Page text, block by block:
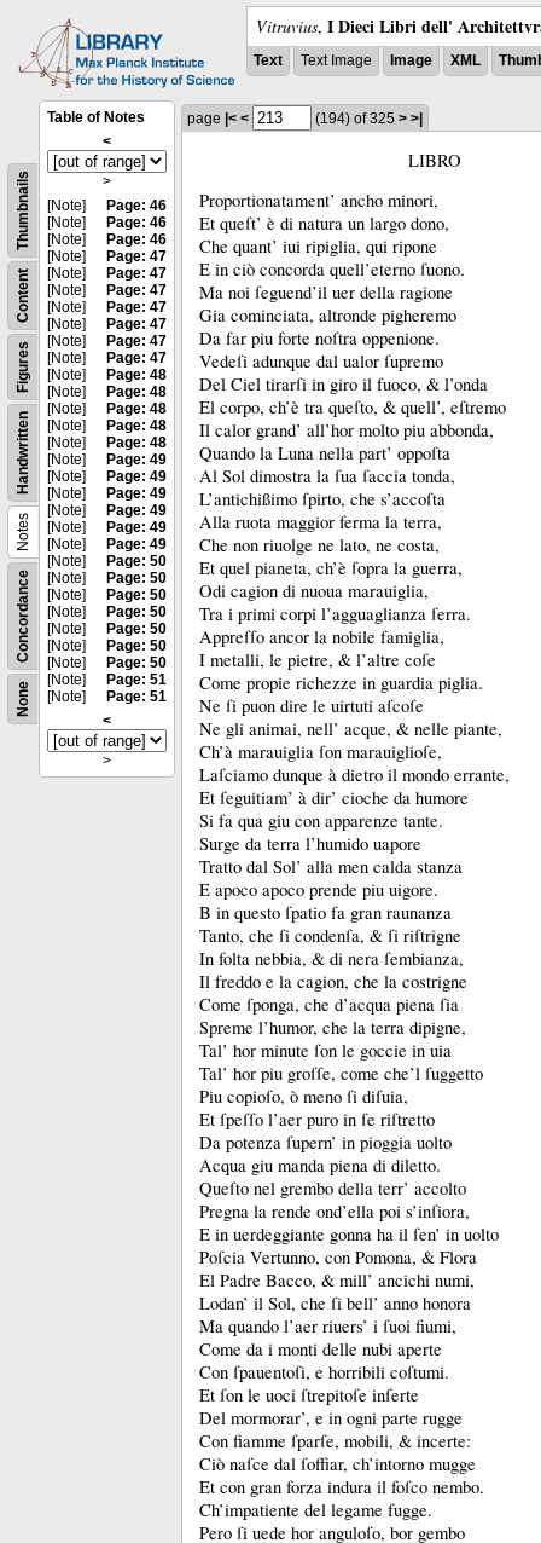
Vitruvius, I Dieci Libri dell'
Text Text Image Image XML
None
Concordance
Notes
Handwritten
Figures
Content
Thumbnails
Table of Notes
<
>
[Note]
Page: 46
[Note]
Page: 46
[Note]
Page: 46
[Note]
Page: 47
[Note]
Page: 47
[Note]
Page: 47
[Note]
Page: 47
[Note]
Page: 47
[Note]
Page: 47
[Note]
Page: 47
[Note]
Page: 48
[Note]
Page: 48
[Note]
Page: 48
[Note]
Page: 48
[Note]
Page: 48
[Note]
Page: 49
[Note]
Page: 49
[Note]
Page: 49
[Note]
Page: 49
[Note]
Page: 49
[Note]
Page: 49
[Note]
Page: 50
[Note]
Page: 50
[Note]
Page: 50
[Note]
Page: 50
[Note]
Page: 50
[Note]
Page: 50
[Note]
Page: 50
[Note]
Page: 51
[Note]
Page: 51
<
>
page |< < (194) of 325 > >|
LIBRO
Proportionatament’ ancho minori,
Et queſt’ è di natura un largo dono,
Che quant’ iui ripiglia, qui ripone
E in ciò concorda quell’eterno ſuono.
Ma noi ſeguend’il uer della ragione
Gia cominciata, altronde pigheremo
Da far piu forte noſtra oppenione.
Vedeſi adunque dal ualor ſupremo
Del Ciel tirarſi in giro il fuoco, & l’onda
El corpo, ch’è tra queſto, & quell’, eſtremo
Il calor grand’ all’hor molto piu abbonda,
Quando la Luna nella part’ oppoſta
Al Sol dimostra la ſua ſaccia tonda,
L’antichißimo ſpirto, che s’accoſta
Alla ruota maggior ferma la terra,
Che non riuolge ne lato, ne costa,
Et quel pianeta, ch’è ſopra la guerra,
Odi cagion di nuoua marauiglia,
Tra i primi corpi l’agguaglianza ſerra.
Appreſſo ancor la nobile famiglia,
I metalli, le pietre, & l’altre coſe
Come propie richezze in guardia piglia.
Ne ſi puon dire le uirtuti aſcoſe
Ne gli animai, nell’ acque, & nelle piante,
Ch’à marauiglia ſon marauiglioſe,
Laſciamo dunque à dietro il mondo errante,
Et ſeguitiam’ à dir’ cioche da humore
Si fa qua giu con apparenze tante.
Surge da terra l’humido uapore
Tratto dal Sol’ alla men calda stanza
E apoco apoco prende piu uigore.
B in questo ſpatio fa gran raunanza
Tanto, che ſi condenſa, & ſi riſtrigne
In folta nebbia, & di nera ſembianza,
Il freddo e la cagion, che la costrigne
Come ſponga, che d’acqua piena ſia
Spreme l’humor, che la terra dipigne,
Tal’ hor minute ſon le goccie in uia
Tal’ hor piu groſſe, come che’l ſuggetto
Piu copioſo, ò meno ſi diſuia,
Et ſpeſſo l’aer puro in ſe riſtretto
Da potenza ſupern’ in pioggia uolto
Acqua giu manda piena di diletto.
Queſto nel grembo della terr’ accolto
Pregna la rende ond’ella poi s’inſiora,
E in uerdeggiante gonna ha il ſen’ in uolto
Poſcia Vertunno, con Pomona, & Flora
El Padre Bacco, & mill’ ancichi numi,
Lodan’ il Sol, che ſi bell’ anno honora
Ma quando l’aer riuers’ i ſuoi fiumi,
Come da i monti delle nubi aperte
Con ſpauentoſi, e horribili coſtumi.
Et ſon le uoci ſtrepitoſe inſerte
Del mormorar’, e in ogni parte rugge
Con fiamme ſparſe, mobili, & incerte:
Ciò naſce dal ſoffiar, ch’intorno mugge
Et con gran forza indura il foſco nembo.
Ch’impatiente del legame fugge.
Pero ſi uede hor anguloſo, bor gembo